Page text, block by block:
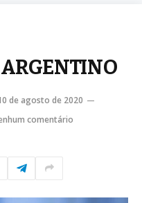
de agosto de 2020
comentário